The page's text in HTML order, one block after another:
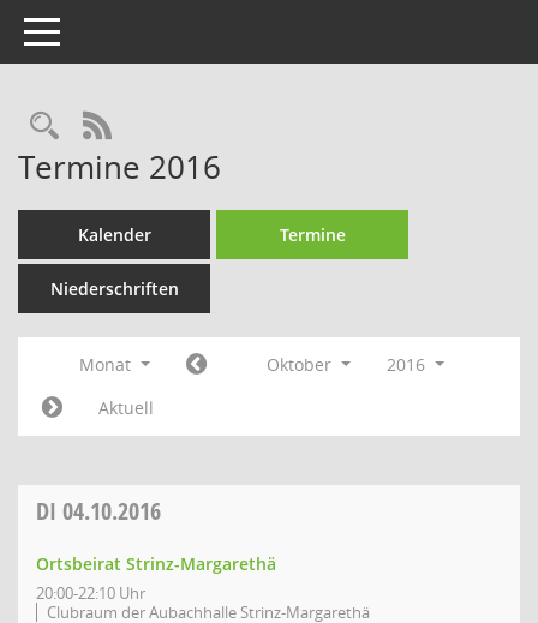
Toggle navigation
Rechercheauswahl
RSS-Feed
Termine 2016
Kalender Termine
Niederschriften
Monat Oktober
2016
Aktuell
DI 04.10.2016
Ortsbeirat Strinz-Margarethä
20:00-22:10 Uhr
Clubraum der Aubachhalle Strinz-Margarethä